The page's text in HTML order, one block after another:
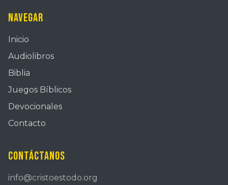
Navegar
Inicio
Audiolibros
Biblia
Juegos Bíblicos
Devocionales
Contacto
Contáctanos
info@cristoestodo.org